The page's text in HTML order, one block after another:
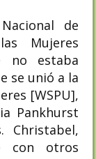
de
Mujeres
no estaba
se unió a la
[WSPU],
Pankhurst
Christabel,
con otros